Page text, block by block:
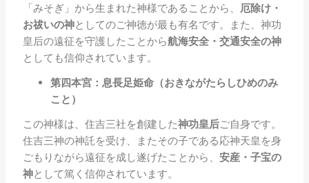
「みそぎ」から生まれた神様であることから、 厄除け・
お祓いの神としてのご神徳が最も有名です。また、神功
皇后の遠征を守護したことから航海安全・交通安全の神
としても信仰されています。
第四本宮：息長足姫命（おきながたらしひめのみ
こと）
この神様は、住吉三社を創建した神功皇后ご自身です。
住吉三神の神託を受け、またその子である応神天皇を身
ごもりながら遠征を成し遂げたことから、 安産・子宝の
神として篤く信仰されています。